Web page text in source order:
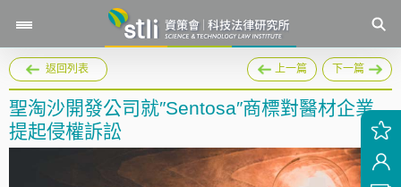
返回列表 上一篇 下一篇
聖淘沙開發公司就″Sentosa″商標對醫材企業
提起侵權訴訟